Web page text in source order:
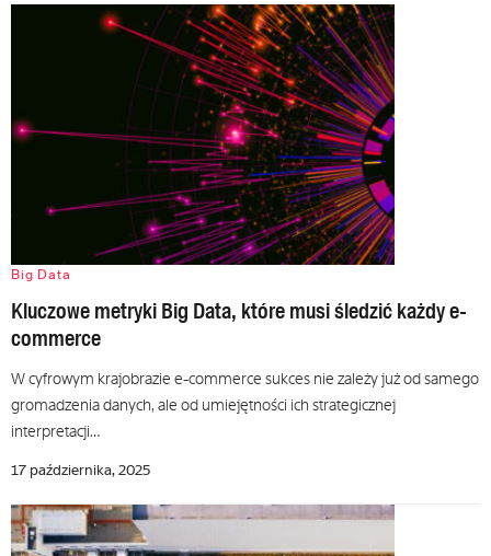
Big Data
Kluczowe metryki Big Data, które musi śledzić każdy e-
commerce
W cyfrowym krajobrazie e-commerce sukces nie zależy już od samego
gromadzenia danych, ale od umiejętności ich strategicznej
interpretacji…
17 października, 2025